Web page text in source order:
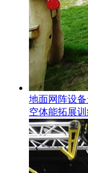
地面网阵设
空体能拓展